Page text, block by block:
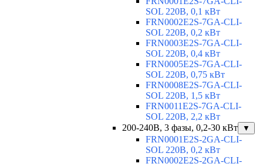
SOL 220В, 0,1 кВт
FRN0002E2S-7GA-CLI-
SOL 220В, 0,2 кВт
FRN0003E2S-7GA-CLI-
SOL 220В, 0,4 кВт
FRN0005E2S-7GA-CLI-
SOL 220В, 0,75 кВт
FRN0008E2S-7GA-CLI-
SOL 220В, 1,5 кВт
FRN0011E2S-7GA-CLI-
SOL 220В, 2,2 кВт
200-240В, 3 фазы, 0,2-30 кВт
▼
FRN0001E2S-2GA-CLI-
SOL 220В, 0,2 кВт
FRN0002E2S-2GA-CLI-